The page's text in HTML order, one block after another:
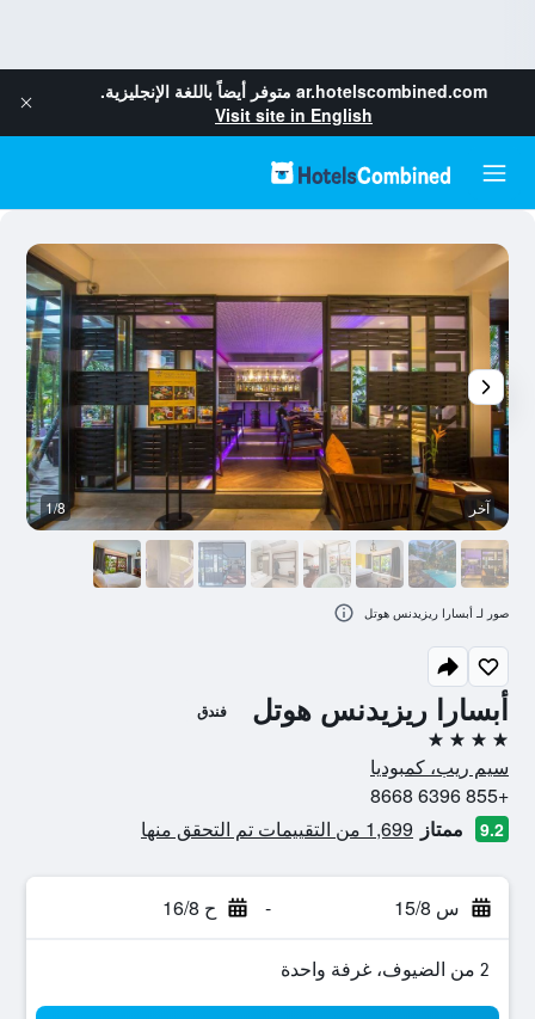
ar.hotelscombined.com متوفر أيضاً باللغة الإنجليزية.
Visit site in English
أبسارا ريزيدنس هوتل فندق
4 نجوم
سيم ريب، كمبوديا
+855 6396 8668
9.2 ممتاز 1,699 من التقييمات تم التحقق منها
س 15/8 - ح 16/8
2 من الضيوف، غرفة واحدة
آخر 1/8
صور لـ أبسارا ريزيدنس هوتل